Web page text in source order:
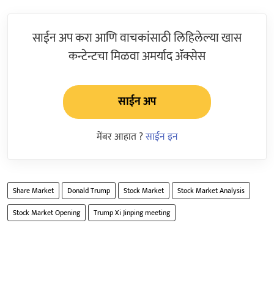
साईन अप करा आणि वाचकांसाठी लिहिलेल्या खास
कन्टेन्टचा मिळवा अमर्याद ॲक्सेस
साईन अप
मेंबर आहात ?साईन इन
Share Market Donald Trump Stock Market
Stock Market Analysis
Stock Market Opening
Trump Xi Jinping meeting